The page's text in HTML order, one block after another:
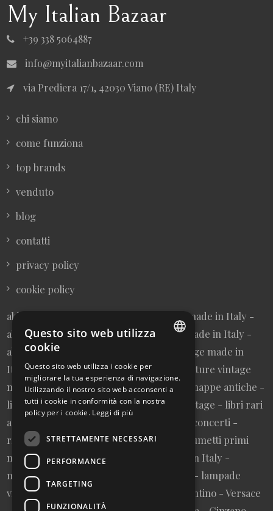
My Italian Bazaar
+39 338 5064887
info@myitalianbazaar.com
via Prediera 17/1, 42030 Viano (RE) Italy
chi siamo
come funziona
top brands
venduto
blog
contatti
privacy policy
cookie policy
abbigliamento donna vintage sartoriale made in Italy -
abbigliamento uomo vintage sartoriale made in Italy -
abbigliamento da collezione - borse vintage made in
Italy - cravatte vintage made in Italy - cinture vintage
made in Italy - collezionismo cartaceo - mappe antiche -
litografie e stampe antiche - cartoline vintage - libri rari
autografati fuori catalogo - memorabilia concerti -
riviste primi numeri annate complete - fumetti primi
numeri annate complete - design made in Italy -
modernariato - artigianato made in Italy - lampade
vintage - pubblicità vintage - vinile - Valentino - Versace
ENGLISH
Questo sito web utilizza
cookie
Questo sito web utilizza i cookie per
migliorare la tua esperienza di navigazione.
Utilizzando il nostro sito web acconsenti a
tutti i cookie in conformità con la nostra
policy per i cookie. Leggi di più
STRETTAMENTE NECESSARI
PERFORMANCE
TARGETING
FUNZIONALITÀ